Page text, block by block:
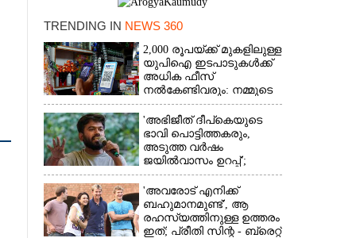
TRENDING IN NEWS 360
2,000 രൂപയ്ക്ക് മുകളിലുള്ള
യുപിഐ ഇടപാടുകൾക്ക്
അധിക ഫീസ്
നൽകേണ്ടിവരും: നമ്മുടെ
പോക്കറ്റ് കീറുമോ?
'അഭിജീത് ദീപ്‌കെയുടെ
ഭാവി പൊട്ടിത്തകരും,
അടുത്ത വർഷം
ജയിൽവാസം ഉറപ്പ്';
ഞെട്ടിക്കുന്ന
പ്രവചനവുമായി
ജ്യോതിഷി
'അവരോട് എനിക്ക്
ബഹുമാനമുണ്ട്',​ ആ
രഹസ്യത്തിനുള്ള ഉത്തരം
ഇത്; പ്രീതി സിന്റ - ബ്രെറ്റ്
×